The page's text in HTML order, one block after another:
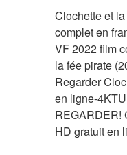
Clochette et
complet en
VF 2022 film
la fée pirate
Regarder
en ligne-
REGARDER!
HD gratuit en